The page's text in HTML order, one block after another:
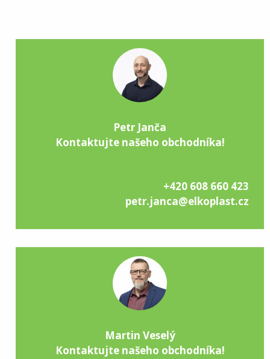
Petr Janča
Kontaktujte našeho obchodníka!
+420 608 660 423
petr.janca@elkoplast.cz
Martin Veselý
Kontaktujte našeho obchodníka!